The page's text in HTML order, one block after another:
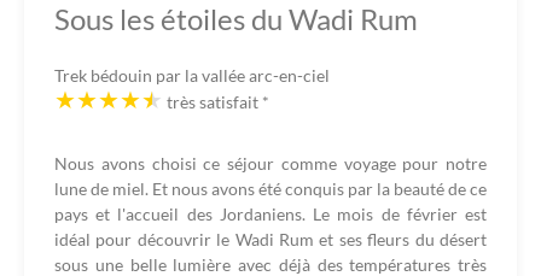
Sous les étoiles du Wadi Rum
Trek bédouin par la vallée arc-en-ciel
très satisfait *
Nous avons choisi ce séjour comme voyage pour notre
lune de miel. Et nous avons été conquis par la beauté de ce
pays et l'accueil des Jordaniens. Le mois de février est
idéal pour découvrir le Wadi Rum et ses fleurs du désert
sous une belle lumière avec déjà des températures très